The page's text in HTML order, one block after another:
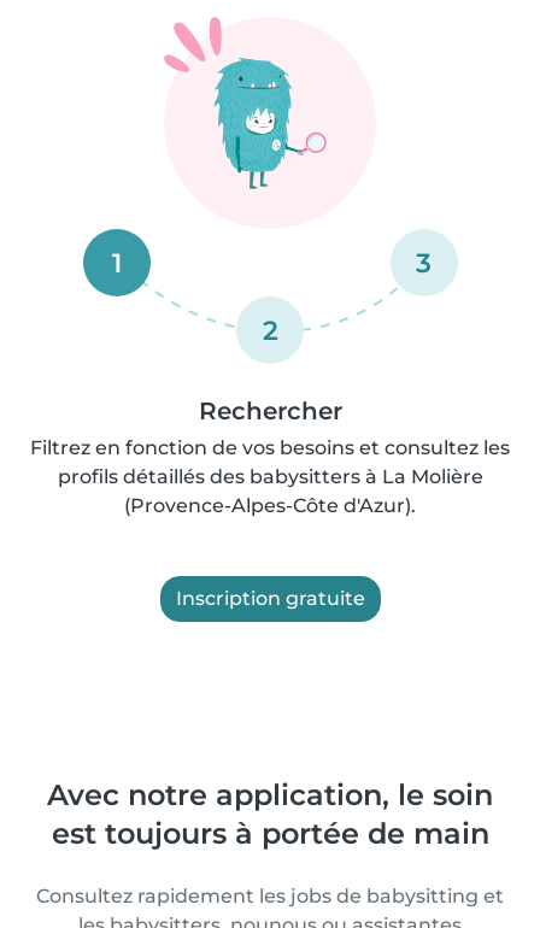
1
2
3
Rechercher
Filtrez en fonction de vos besoins et consultez les
profils détaillés des babysitters à La Molière
(Provence-Alpes-Côte d'Azur).
Inscription gratuite
Avec notre application, le soin
est toujours à portée de main
Consultez rapidement les jobs de babysitting et